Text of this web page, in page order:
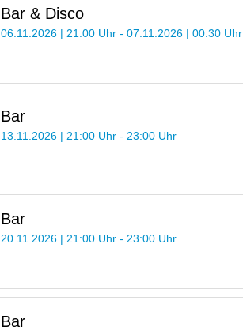
Bar & Disco
06.11.2026 | 21:00 Uhr - 07.11.2026 | 00:30 Uhr
Bar
13.11.2026 | 21:00 Uhr - 23:00 Uhr
Bar
20.11.2026 | 21:00 Uhr - 23:00 Uhr
Bar